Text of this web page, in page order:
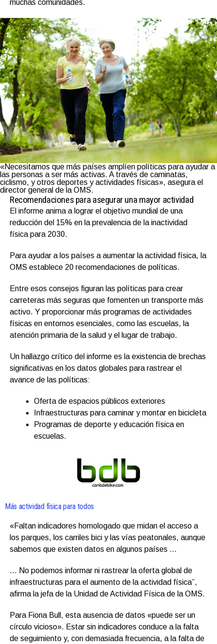
muchas comunidades.
«Necesitamos que más países amplíen políticas para ayudar a
las personas a ser más activas. A través de caminatas,
ciclismo, y otros deportes y actividades físicas», asegura el
director general de la OMS.
Recomendaciones para asegurar una mayor actividad
El informe anima a lograr el objetivo mundial de una
reducción del 15% en la prevalencia de la inactividad
física para 2030.
Para ayudar a los países a aumentar la actividad física, la
OMS establece 20 recomendaciones de políticas.
Entre esos consejos figuran las políticas para crear
carreteras más seguras que fomenten un transporte más
activo. Y proporcionar más programas de actividades
físicas en entornos esenciales, como las escuelas, la
atención primaria de la salud y el lugar de trabajo.
Un hallazgo crítico del informe es la existencia de brechas
significativas en los datos globales para rastrear el
avance de las políticas:
Oferta de espacios públicos exteriores
Infraestructuras para caminar y montar en bicicleta
Programas de deporte y educación física en
escuelas.
Más actividad física para todos
«Faltan indicadores homologado que midan el acceso a
los parques, los carriles bici y las vías peatonales, aunque
sabemos que existen datos en algunos países …
… No podemos informar ni rastrear la oferta global de
infraestructuras para el aumento de la actividad física”,
afirma la jefa de la Unidad de Actividad Física de la OMS.
Para Fiona Bull, esta ausencia de datos «puede ser un
círculo vicioso». Estar sin indicadores conduce a la falta
de seguimiento y, con demasiada frecuencia, a la falta de